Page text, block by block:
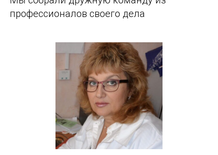
профессионалов своего дела